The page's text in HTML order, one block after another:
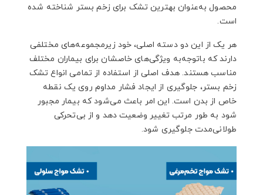
محصول به‌عنوان بهترین تشک برای زخم بستر شناخته شده
است.
هر یک از این دو دسته اصلی، خود زیرمجموعه‌های مختلفی
دارند که باتوجه‌به ویژگی‌های خاصشان برای بیماران مختلف
مناسب هستند. هدف اصلی از استفاده از تمامی انواع تشک
زخم بستر، جلوگیری از ایجاد فشار مداوم روی یک نقطه
خاص از بدن است. این امر باعث می‌شود که بیمار مجبور
شود به طور مرتب تغییر وضعیت دهد و از بی‌تحرکی
طولانی‌مدت جلوگیری شود.